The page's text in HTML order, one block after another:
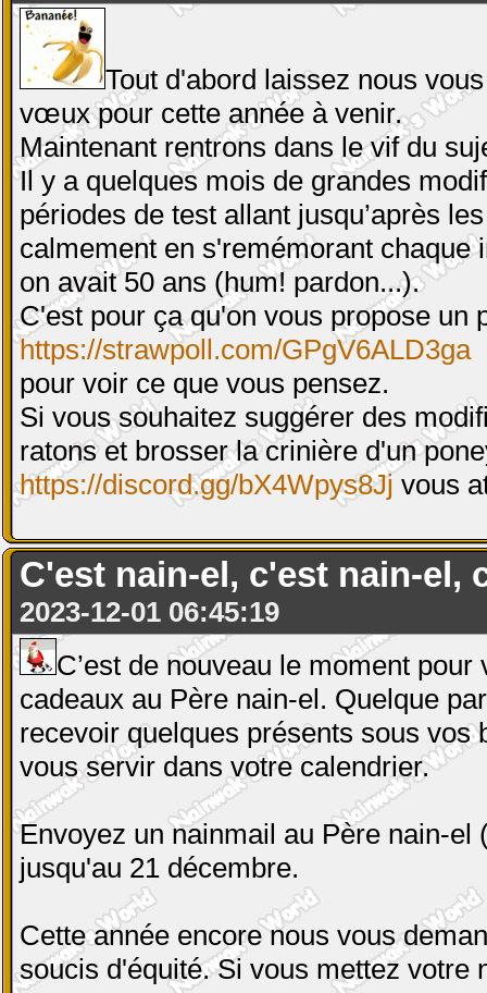
Tout d'abord laissez nous
vœux pour cette année à venir.
Maintenant rentrons dans le vif du
Il y a quelques mois de grandes
périodes de test allant jusqu’après
calmement en s'remémorant
on avait 50 ans (hum! pardon...).
C'est pour ça qu'on vous propose un
https://strawpoll.com/GPgV6ALD3ga
pour voir ce que vous pensez.
Si vous souhaitez suggérer des
ratons et brosser la crinière d'un
https://discord.gg/bX4Wpys8Jj vous
C'est nain-el, c'est nain-el,
2023-12-01 06:45:19
C’est de nouveau le moment
cadeaux au Père nain-el. Quelque
recevoir quelques présents sous vos
vous servir dans votre calendrier.
Envoyez un nainmail au Père nain-
jusqu'au 21 décembre.
Cette année encore nous vous
soucis d'équité. Si vous mettez votre